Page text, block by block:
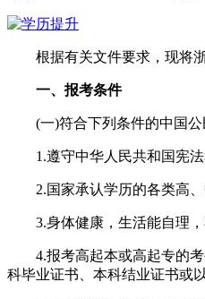
根据有关文件要求，现将
一、报考条件
(一)符合下列条件的中国公
1.遵守中华人民共和国宪法
2.国家承认学历的各类高
3.身体健康，生活能自理
4.报考高起本或高起专的
科毕业证书、本科结业证书或